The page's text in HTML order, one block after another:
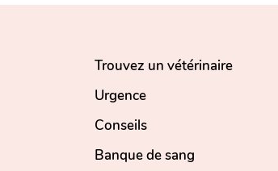
Trouvez un vétérinaire
Urgence
Conseils
Banque de sang